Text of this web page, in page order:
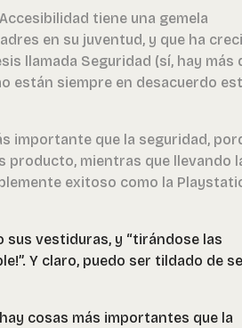
tiene una gemela
en su juventud, y que ha
llamada Seguridad (sí, hay más
están siempre en desacuerdo
importante que la seguridad,
producto, mientras que llevando
exitoso como la
sus vestiduras, y “tirándose las
Y claro, puedo ser tildado de
cosas más importantes que la